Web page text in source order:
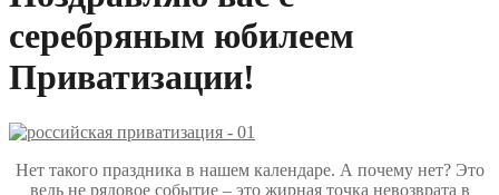
серебряным юбилеем
Приватизации!
Нет такого праздника в нашем календаре. А почему нет? Это
ведь не рядовое событие – это жирная точка невозврата в